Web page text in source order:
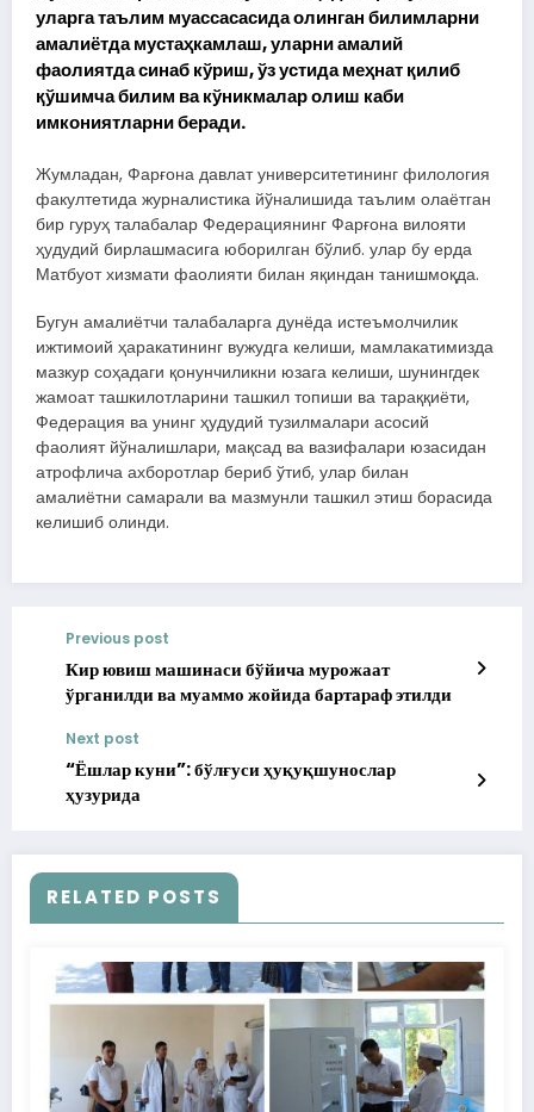
уларга таълим муассасасида олинган билимларни
амалиётда мустаҳкамлаш, уларни амалий
фаолиятда синаб кўриш, ўз устида меҳнат қилиб
қўшимча билим ва кўникмалар олиш каби
имкониятларни беради.
Жумладан, Фарғона давлат университетининг филология
факултетида журналистика йўналишида таълим олаётган
бир гуруҳ талабалар Федерациянинг Фарғона вилояти
ҳудудий бирлашмасига юборилган бўлиб. улар бу ерда
Матбуот хизмати фаолияти билан яқиндан танишмоқда.
Бугун амалиётчи талабаларга дунёда истеъмолчилик
ижтимоий ҳаракатининг вужудга келиши, мамлакатимизда
мазкур соҳадаги қонунчиликни юзага келиши, шунингдек
жамоат ташкилотларини ташкил топиши ва тараққиёти,
Федерация ва унинг ҳудудий тузилмалари асосий
фаолият йўналишлари, мақсад ва вазифалари юзасидан
атрофлича ахборотлар бериб ўтиб, улар билан
амалиётни самарали ва мазмунли ташкил этиш борасида
келишиб олинди.
Previous post
Кир ювиш машинаси бўйича мурожаат
ўрганилди ва муаммо жойида бартараф этилди
Next post
“Ёшлар куни”: бўлғуси ҳуқуқшунослар
ҳузурида
RELATED POSTS